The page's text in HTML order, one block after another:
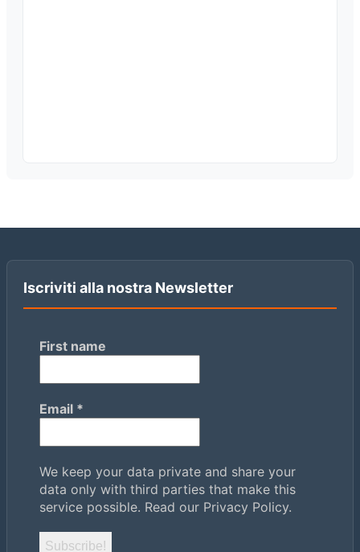
Iscriviti alla nostra Newsletter
First name
Email *
We keep your data private and share your
data only with third parties that make this
service possible. Read our Privacy Policy.